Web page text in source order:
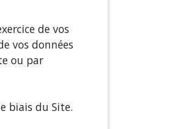
de vos
vos données
ou par
biais du Site.